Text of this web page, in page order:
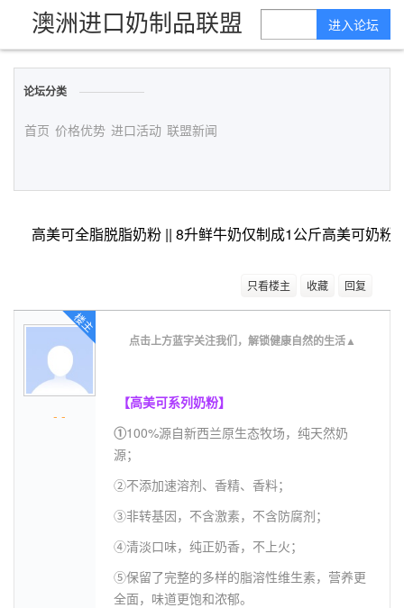
澳洲进口奶制品联盟 进入论坛
论坛分类
首页 价格优势 进口活动 联盟新闻
高美可全脂脱脂奶粉 || 8升鲜牛奶仅制成1公斤高美可奶粉
只看楼主 收藏 回复
- -
楼主
点击上方蓝字关注我们，解锁健康自然的生活▲
【高美可系列奶粉】
①100%源自新西兰原生态牧场，纯天然奶
源；
②不添加速溶剂、香精、香料；
③非转基因，不含激素，不含防腐剂；
④清淡口味，纯正奶香，不上火；
⑤保留了完整的多样的脂溶性维生素，营养更
全面，味道更饱和浓郁。